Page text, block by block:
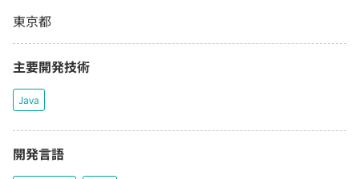
東京都
主要開発技術
Java
開発言語